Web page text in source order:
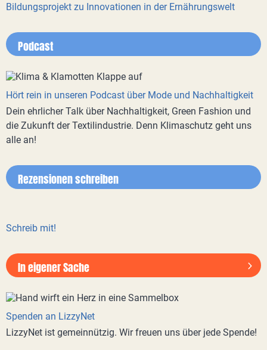
Bildungsprojekt zu Innovationen in der Ernährungswelt
Podcast
Hört rein in unseren Podcast über Mode und Nachhaltigkeit
Dein ehrlicher Talk über Nachhaltigkeit, Green Fashion und
die Zukunft der Textilindustrie. Denn Klimaschutz geht uns
alle an!
Rezensionen schreiben
Schreib mit!
In eigener Sache
Spenden an LizzyNet
LizzyNet ist gemeinnützig. Wir freuen uns über jede Spende!